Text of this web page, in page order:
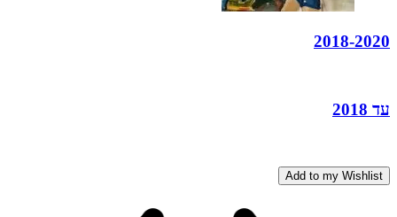
2018-2020
עד 2018
Add to my Wishlist